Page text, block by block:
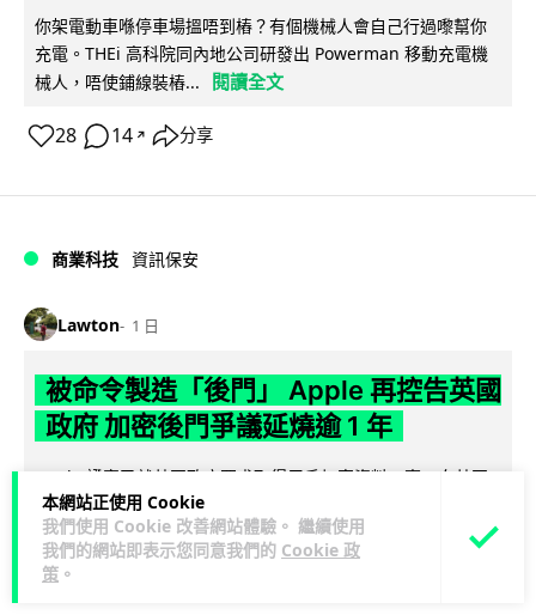
本網站正使用 Cookie
我們使用 Cookie 改善網站體驗。 繼續使用
我們的網站即表示您同意我們的 Cookie 政
策 。
你架電動車喺停車場搵唔到樁？有個機械人會自己行過嚟幫你
充電。THEi 高科院同內地公司研發出 Powerman 移動充電機
械人，唔使鋪線裝樁...
閱讀全文
28 14 ↗ 分享
商業科技 資訊保安
Lawton 1 日
被命令製造「後門」 Apple 再控告英國
政府 加密後門爭議延燒逾 1 年
Apple 證實已就英國政府要求取得用戶加密資料一事，向英國
調查權力法庭提出新一輪法律訴訟。英國政府要求 Apple 建立
「後門」以存取全球... 閱讀全文
310